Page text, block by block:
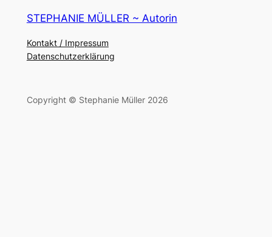
STEPHANIE MÜLLER ~ Autorin
Kontakt / Impressum
Datenschutzerklärung
Copyright © Stephanie Müller 2026